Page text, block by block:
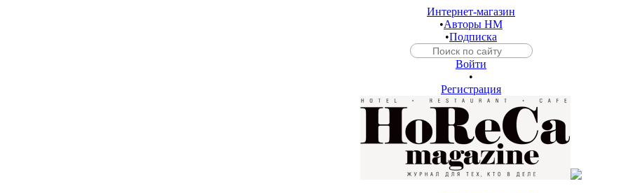
Интернет-магазин
•Авторы HM
•Подписка
Войти
•
Регистрация